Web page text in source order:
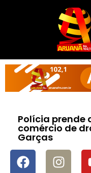
Polícia prende
comércio de
Garças